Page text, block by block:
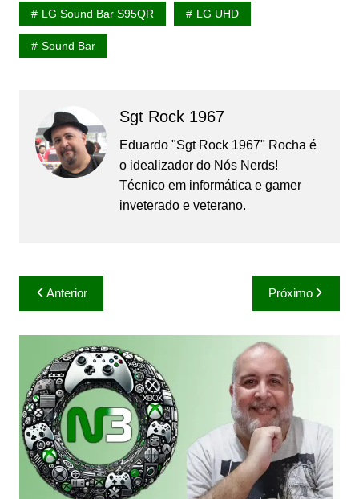
LG Sound Bar S95QR LG UHD
Sound Bar
Sgt Rock 1967
Eduardo "Sgt Rock 1967" Rocha é
o idealizador do Nós Nerds!
Técnico em informática e gamer
inveterado e veterano.
Navegação
de
Post
Anterior Próximo